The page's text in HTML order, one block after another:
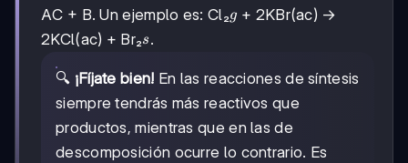
AC + B. Un ejemplo es: Cl₂g
g + 2KBr(ac) →
2KCl(ac) + Br₂s
s.
🔍 ¡Fíjate bien! En las reacciones de síntesis
siempre tendrás más reactivos que
productos, mientras que en las de
descomposición ocurre lo contrario. Es